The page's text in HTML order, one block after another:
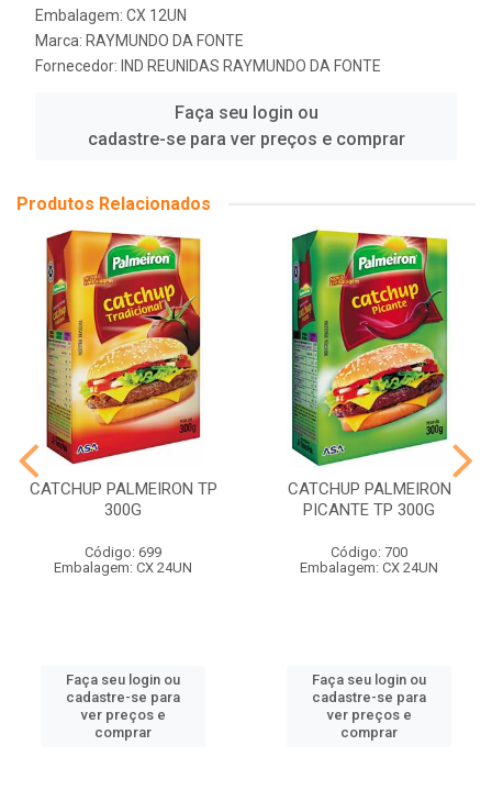
Embalagem: CX 12UN
Marca: RAYMUNDO DA FONTE
Fornecedor: IND REUNIDAS RAYMUNDO DA FONTE
Faça seu login ou
cadastre-se para ver preços e comprar
Produtos Relacionados
CATCHUP PALMEIRON TP
300G
Código: 699
Embalagem: CX 24UN
Faça seu login ou
cadastre-se para
ver preços e
comprar
CATCHUP PALMEIRON
PICANTE TP 300G
Código: 700
Embalagem: CX 24UN
Faça seu login ou
cadastre-se para
ver preços e
comprar